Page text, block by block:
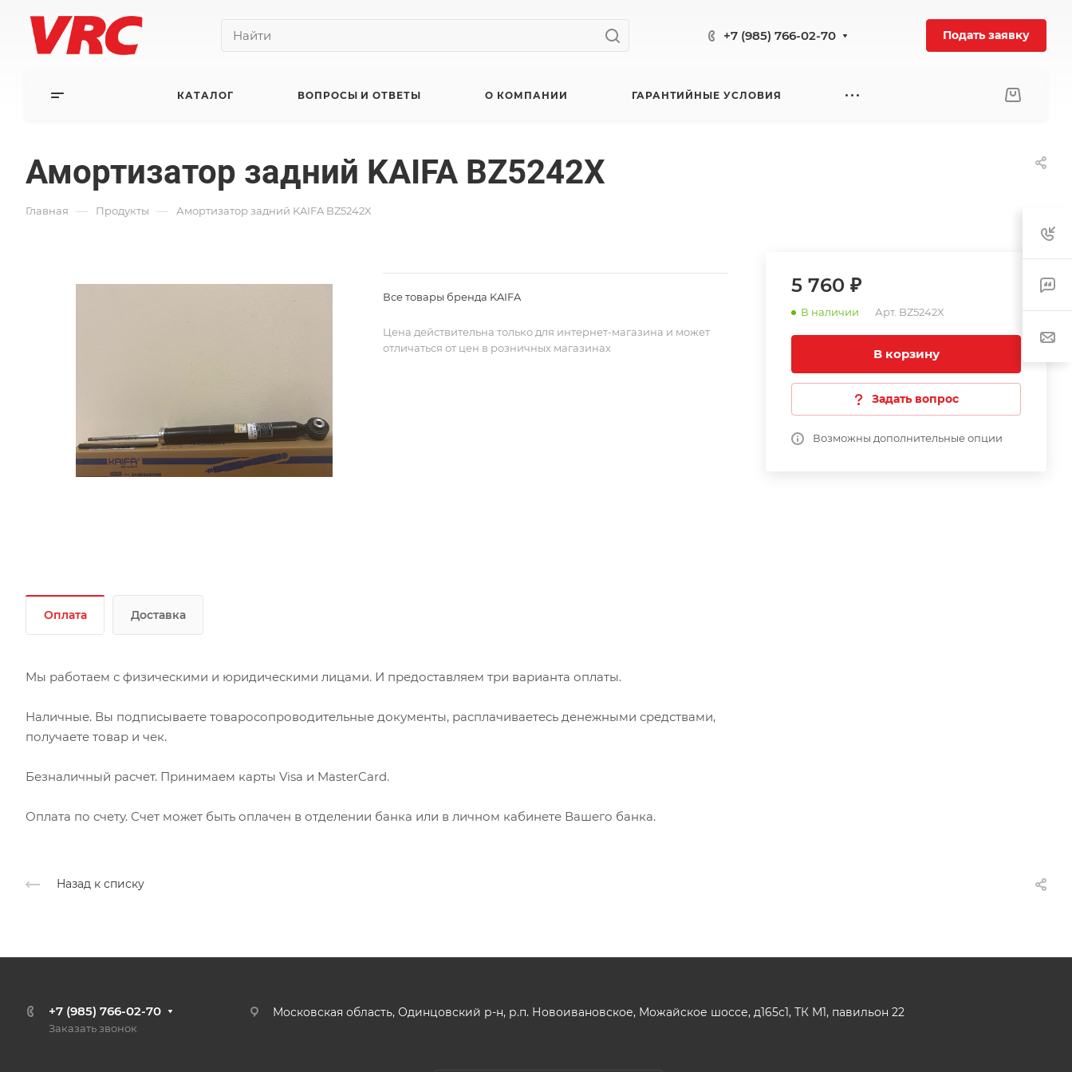
+7 (985) 766-02-70 Подать заявку
КАТАЛОГ ВОПРОСЫ И ОТВЕТЫ О КОМПАНИИ ГАРАНТИЙНЫЕ УСЛОВИЯ
Амортизатор задний KAIFA BZ5242X
Главная — Продукты — Амортизатор задний KAIFA BZ5242X
5 760 ₽
В наличии Арт. BZ5242X
В корзину
Задать вопрос
Возможны дополнительные опции
Все товары бренда KAIFA
Цена действительна только для интернет-магазина и может
отличаться от цен в розничных магазинах
Оплата Доставка
Мы работаем с физическими и юридическими лицами. И предоставляем три варианта оплаты.
Наличные. Вы подписываете товаросопроводительные документы, расплачиваетесь денежными средствами,
получаете товар и чек.
Безналичный расчет. Принимаем карты Visa и MasterCard.
Оплата по счету. Счет может быть оплачен в отделении банка или в личном кабинете Вашего банка.
Назад к списку
+7 (985) 766-02-70
Заказать звонок
Московская область, Одинцовский р-н, р.п. Новоивановское, Можайское шоссе, д165с1, ТК М1, павильон 22